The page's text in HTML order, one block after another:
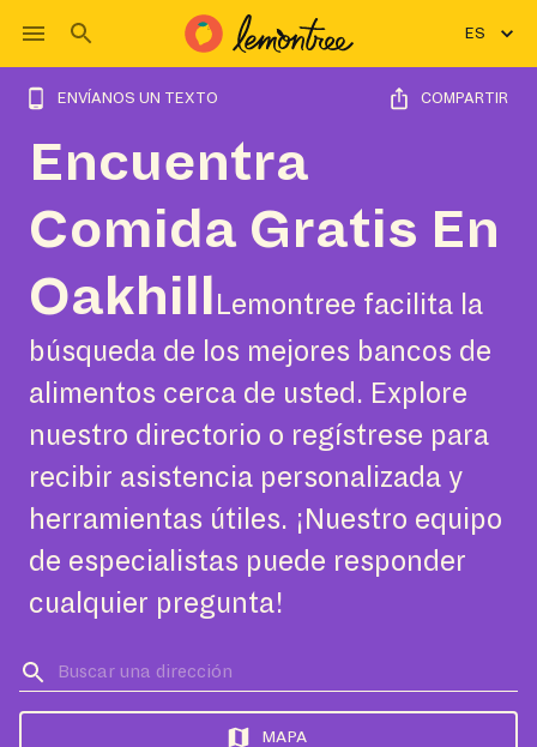
ES
ENVÍANOS UN TEXTO COMPARTIR
Encuentra
Comida Gratis En
Oakhill
Lemontree facilita la
búsqueda de los mejores bancos de
alimentos cerca de usted. Explore
nuestro directorio o regístrese para
recibir asistencia personalizada y
herramientas útiles. ¡Nuestro equipo
de especialistas puede responder
cualquier pregunta!
MAPA